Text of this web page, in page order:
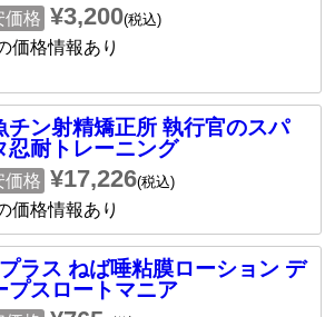
価格 ¥3,200(税込)
価格情報あり
チン射精矯正所 執行官のスパ
忍耐トレーニング
価格 ¥17,226(税込)
価格情報あり
ラス ねば唾粘膜ローション デ
プスロートマニア